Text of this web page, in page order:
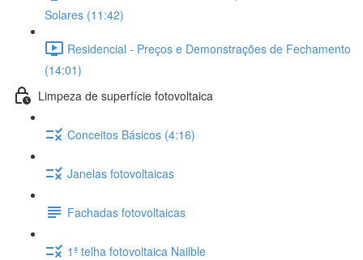
Solares (11:42)
Residencial - Preços e Demonstrações de Fechamento
(14:01)
Limpeza de superfície fotovoltaica
Conceitos Básicos (4:16)
Janelas fotovoltaicas
Fachadas fotovoltaicas
1ª telha fotovoltaica Nailble